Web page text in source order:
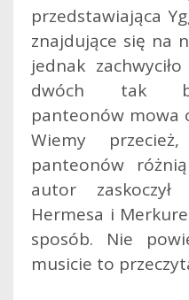
przedstawiająca
znajdujące się na
jednak
dwóch tak
panteonów mowa
Wiemy
panteonów
autor
Hermesa i
sposób. Nie
musicie to